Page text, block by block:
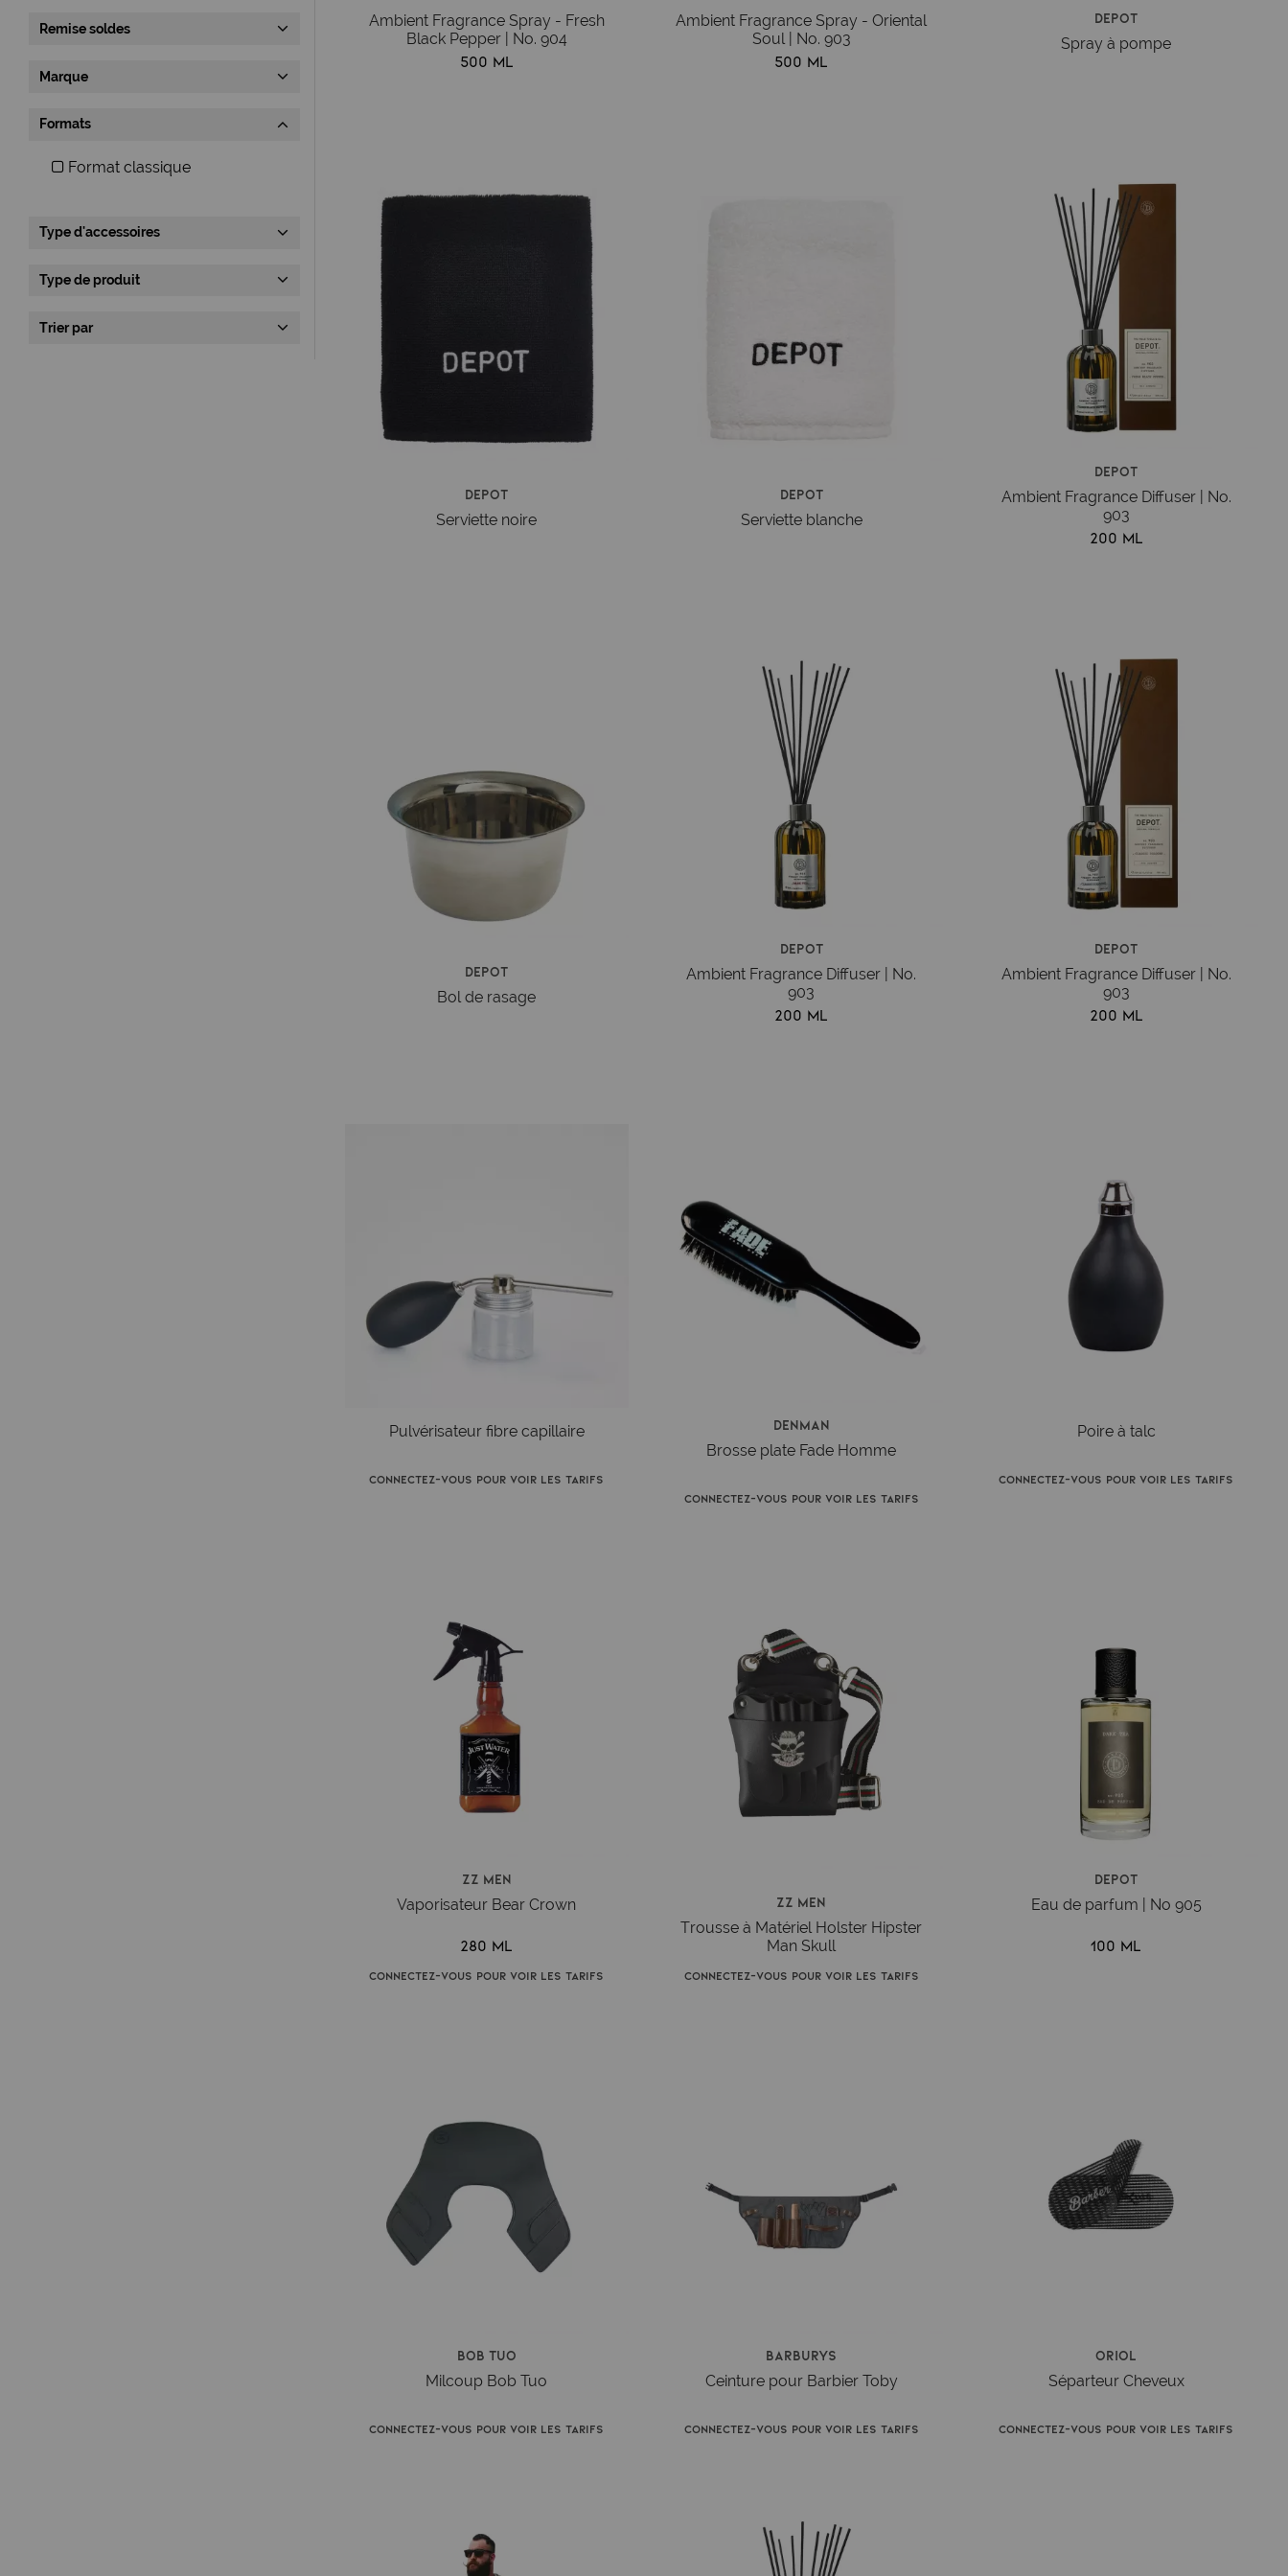
Remise soldes
Marque
Formats
Format classique
Type d'accessoires
Type de produit
Trier par
Ambient Fragrance Spray - Fresh
Black Pepper | No. 904
500 ml
Ambient Fragrance Spray - Oriental
Soul | No. 903
500 ml
Depot
Spray à pompe
Depot
Serviette noire
Depot
Serviette blanche
Depot
Ambient Fragrance Diffuser | No.
903
200 ml
Depot
Bol de rasage
Depot
Ambient Fragrance Diffuser | No.
903
200 ml
Depot
Ambient Fragrance Diffuser | No.
903
200 ml
Pulvérisateur fibre capillaire
Connectez-vous pour voir les tarifs
Denman
Brosse plate Fade Homme
Connectez-vous pour voir les tarifs
Poire à talc
Connectez-vous pour voir les tarifs
ZZ Men
Vaporisateur Bear Crown
280 ml
Connectez-vous pour voir les tarifs
ZZ Men
Trousse à Matériel Holster Hipster
Man Skull
Connectez-vous pour voir les tarifs
Depot
Eau de parfum | No 905
100 ml
Bob Tuo
Milcoup Bob Tuo
Connectez-vous pour voir les tarifs
Barburys
Ceinture pour Barbier Toby
Connectez-vous pour voir les tarifs
Oriol
Séparteur Cheveux
Connectez-vous pour voir les tarifs